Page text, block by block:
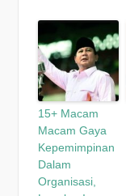
15+ Macam
Macam Gaya
Kepemimpinan
Dalam
Organisasi,